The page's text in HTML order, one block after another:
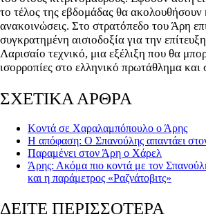
το τέλος της εβδομάδας θα ακολουθήσουν
ανακοινώσεις. Στο στρατόπεδο του Άρη
συγκρατημένη αισιοδοξία για την
Λαρισαίο τεχνικό, μια εξέλιξη που θα
ισορροπίες στο ελληνικό πρωτάθλημα
ΣΧΕΤΙΚΑ ΑΡΘΡΑ
Κοντά σε Χαραλαμπόπουλο ο Άρης
Η απόφαση: Ο Σπανούλης απαντάει
Παραμένει στον Άρη ο Χάρελ
Άρης: Ακόμα πιο κοντά με τον
και η παράμετρος «Ραζνάτοβιτς»
ΔΕΙΤΕ ΠΕΡΙΣΣΟΤΕΡΑ